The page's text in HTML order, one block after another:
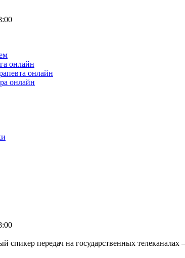
онлайн
онлайн
онлайн
спикер передач на государственных